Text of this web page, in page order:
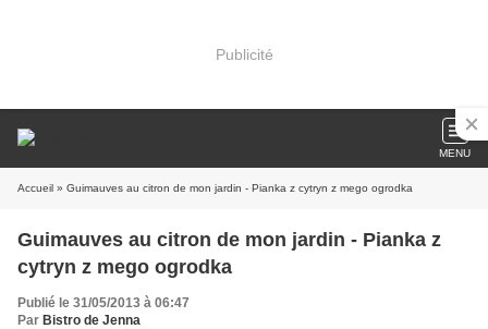
Publicité
MENU
Accueil » Guimauves au citron de mon jardin - Pianka z cytryn z mego ogrodka
Guimauves au citron de mon jardin - Pianka z
cytryn z mego ogrodka
Publié le 31/05/2013 à 06:47
Par Bistro de Jenna